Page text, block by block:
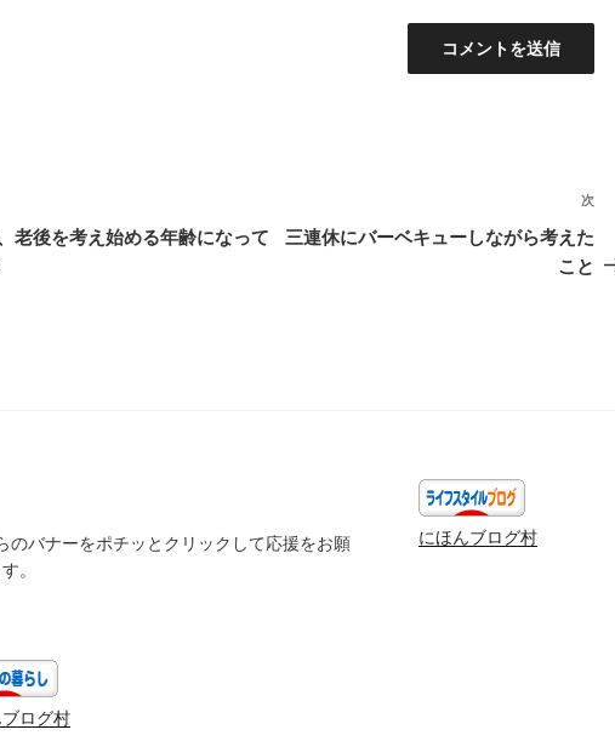
老後を考え始める年齢になって
次
投
次
三連休にバーベキューしながら考えた
こと
のバナーをポチッとクリックして応援をお願
。
ログ村
にほんブログ村